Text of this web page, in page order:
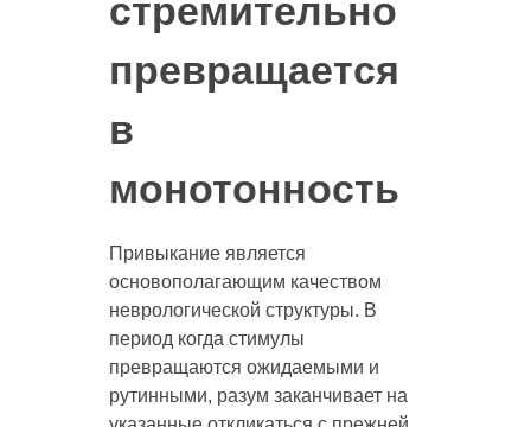
стремительно
превращается
в
монотонность
Привыкание является
основополагающим качеством
неврологической структуры. В
период когда стимулы
превращаются ожидаемыми и
рутинными, разум заканчивает на